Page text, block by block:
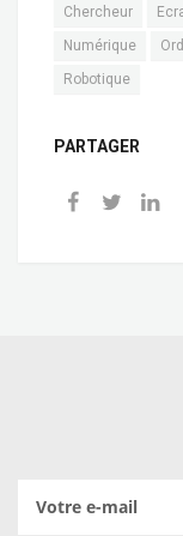
Chercheur
Numérique
Robotique
PARTAGER